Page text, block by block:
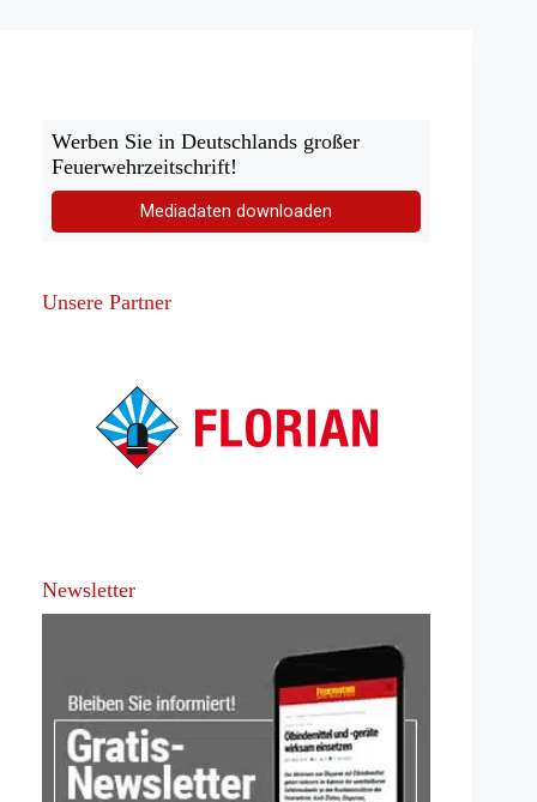
Werben Sie in Deutschlands großer
Feuerwehrzeitschrift!
Mediadaten downloaden
Unsere Partner
Newsletter